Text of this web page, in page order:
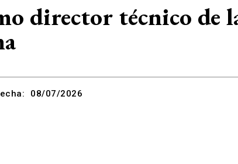
director técnico de
08/07/2026